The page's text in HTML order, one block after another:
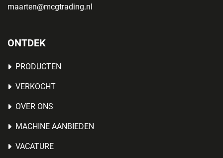
maarten@mcgtrading.nl
ONTDEK
PRODUCTEN
VERKOCHT
OVER ONS
MACHINE AANBIEDEN
VACATURE